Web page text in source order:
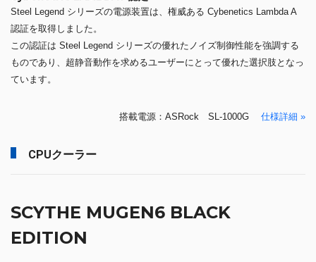
Steel Legend シリーズの電源装置は、権威ある Cybenetics Lambda A
認証を取得しました。
この認証は Steel Legend シリーズの優れたノイズ制御性能を強調する
ものであり、超静音動作を求めるユーザーにとって優れた選択肢となっ
ています。
搭載電源：ASRock SL-1000G 仕様詳細 »
CPUクーラー
SCYTHE MUGEN6 BLACK
EDITION